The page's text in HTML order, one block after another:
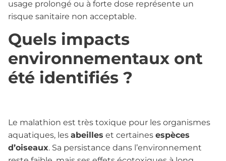
usage prolongé ou à forte dose représente un
risque sanitaire non acceptable.
Quels impacts
environnementaux ont
été identifiés ?
Le malathion est très toxique pour les organismes
aquatiques, les abeilles et certaines espèces
d’oiseaux. Sa persistance dans l’environnement